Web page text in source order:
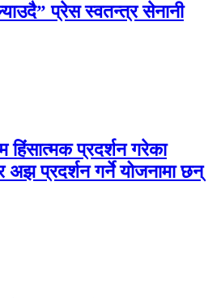
प्रेस स्वतन्त्र सेनानी
हिंसात्मक प्रदर्शन गरेका
प्रदर्शन गर्ने योजनामा छन्